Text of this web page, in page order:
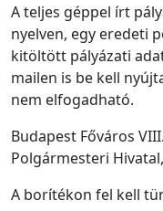
A teljes géppel írt
nyelven, egy eredeti
kitöltött pályázati
mailen is be kell
nem elfogadható.
Budapest Főváros
Polgármesteri
A borítékon fel kell